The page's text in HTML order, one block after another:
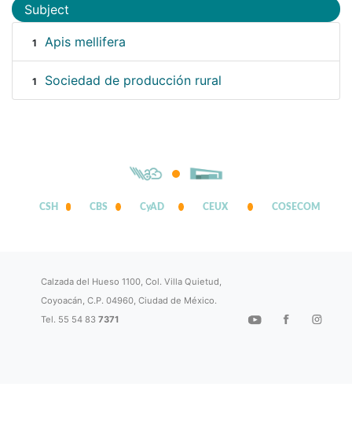
Subject
1 Apis mellifera
1 Sociedad de producción rural
CSH CBS CyAD CEUX COSECOM
Calzada del Hueso 1100, Col. Villa Quietud,
Coyoacán, C.P. 04960, Ciudad de México.
Tel. 55 54 837371